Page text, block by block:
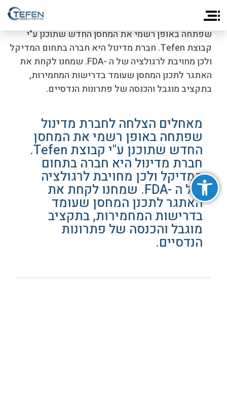
פתח סרגל נגישות
ראשי
> מאחלים הצלחה לחברת מדינול
שפתחה באופן רשמי את המחסן החדש שתוכנן ע"י
קבוצת Tefen. חברת מדינול היא חברה בתחום המדיקל
ולכן מחויבת לרגולציה של ה -FDA. שמחנו לקחת את
האתגר לתכנן המחסן שעומד בדרישות המחמירות,
בתקציב מוגבל והכנסה של פתרונות הנדסיים.
מאחלים הצלחה לחברת מדינול
שפתחה באופן רשמי את המחסן
החדש שתוכנן ע"י קבוצת Tefen.
חברת מדינול היא חברה בתחום
המדיקל ולכן מחויבת לרגולציה
של ה -FDA. שמחנו לקחת את
האתגר לתכנן המחסן שעומד
בדרישות המחמירות, בתקציב
מוגבל והכנסה של פתרונות
הנדסיים.